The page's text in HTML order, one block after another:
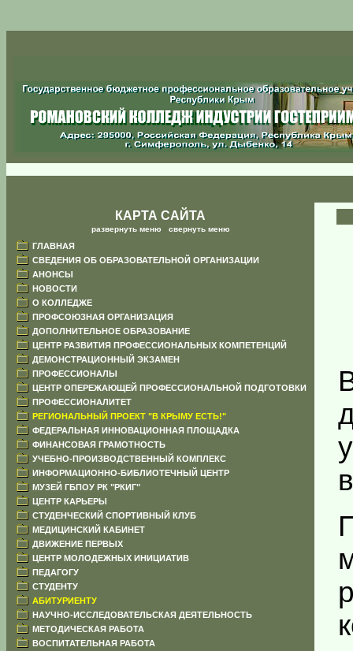
КАРТА САЙТА
развернуть меню свернуть меню
ГЛАВНАЯ
СВЕДЕНИЯ ОБ ОБРАЗОВАТЕЛЬНОЙ ОРГАНИЗАЦИИ
АНОНСЫ
НОВОСТИ
О КОЛЛЕДЖЕ
ПРОФСОЮЗНАЯ ОРГАНИЗАЦИЯ
ДОПОЛНИТЕЛЬНОЕ ОБРАЗОВАНИЕ
ЦЕНТР РАЗВИТИЯ ПРОФЕССИОНАЛЬНЫХ КОМПЕТЕНЦИЙ
ДЕМОНСТРАЦИОННЫЙ ЭКЗАМЕН
ПРОФЕССИОНАЛЫ
ЦЕНТР ОПЕРЕЖАЮЩЕЙ ПРОФЕССИОНАЛЬНОЙ ПОДГОТОВКИ
ПРОФЕССИОНАЛИТЕТ
РЕГИОНАЛЬНЫЙ ПРОЕКТ "В КРЫМУ ЕСТЬ!"
ФЕДЕРАЛЬНАЯ ИННОВАЦИОННАЯ ПЛОЩАДКА
ФИНАНСОВАЯ ГРАМОТНОСТЬ
УЧЕБНО-ПРОИЗВОДСТВЕННЫЙ КОМПЛЕКС
ИНФОРМАЦИОННО-БИБЛИОТЕЧНЫЙ ЦЕНТР
МУЗЕЙ ГБПОУ РК "РКИГ"
ЦЕНТР КАРЬЕРЫ
СТУДЕНЧЕСКИЙ СПОРТИВНЫЙ КЛУБ
МЕДИЦИНСКИЙ КАБИНЕТ
ДВИЖЕНИЕ ПЕРВЫХ
ЦЕНТР МОЛОДЕЖНЫХ ИНИЦИАТИВ
ПЕДАГОГУ
СТУДЕНТУ
АБИТУРИЕНТУ
НАУЧНО-ИССЛЕДОВАТЕЛЬСКАЯ ДЕЯТЕЛЬНОСТЬ
МЕТОДИЧЕСКАЯ РАБОТА
ВОСПИТАТЕЛЬНАЯ РАБОТА